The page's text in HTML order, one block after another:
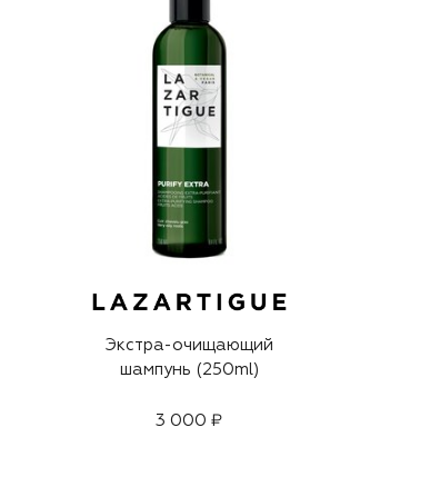
Экстра-очищающий
шампунь (250ml)
3 000 ₽